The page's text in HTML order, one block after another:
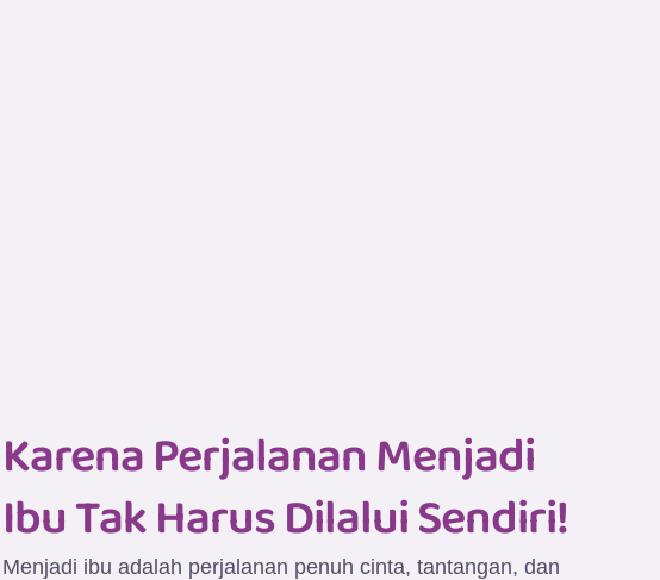
Karena Perjalanan Menjadi
Ibu Tak Harus Dilalui Sendiri!
Menjadi ibu adalah perjalanan penuh cinta, tantangan, dan